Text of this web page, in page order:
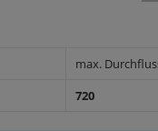
max.
720